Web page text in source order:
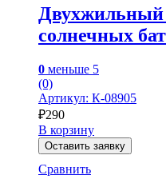
Двухжильный
солнечных
0 меньше 5
(0)
Артикул: К-08905
₽290
В корзину
Оставить заявку
Сравнить